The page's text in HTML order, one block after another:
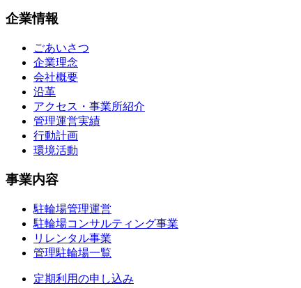
企業情報
ごあいさつ
企業理念
会社概要
沿革
アクセス・事業所紹介
管理運営実績
行動計画
環境活動
事業内容
駐輪場管理運営
駐輪場コンサルティング事業
リレンタル事業
管理駐輪場一覧
定期利用の申し込み